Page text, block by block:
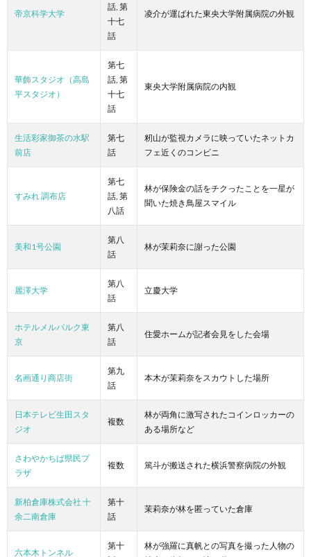
帝京科学大学
話, 第
十七
話
凌介が運ばれた東央大学附属病院の外観
華飾スタジオ（高島
平スタジオ）
第七
話, 第
十七
話
東央大学附属病院の内観
生活彩家御茶の水駅
前店
第七
話
籾山が監視カメラに映っていたネットカ
フェ近くのコンビニ
すみれ 調布店
第七
話, 第
八話
林が保険金の話をチクったことを一星が
聞いた焼き鳥屋スマイル
美和1号公園
第八
話
林が茉莉奈に謝った公園
麗澤大学
第八
話
立慶大学
ホテルメルパルク東
京
第八
話
住愛ホームが記者会見をした会場
名画通り商店街
第九
話
本木が茉莉奈をスカウトした場所
日本テレビ生田スタ
ジオ
複数
林が両角に激写されたコインロッカーの
ある場所など
さわやかちば県民プ
ラザ
複数 篤斗が搬送された横浜警察病院の外観
新柏倉庫株式会社 十
余二南倉庫
第十
話
茉莉奈が林を匿っていた倉庫
六本木トンネル
第十
林が強羅に真帆との写真を撮った人物の